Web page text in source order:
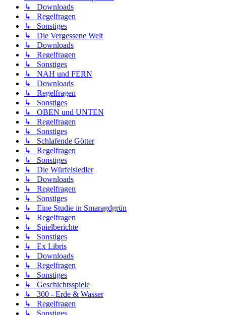
↳ Downloads
↳ Regelfragen
↳ Sonstiges
↳ Die Vergessene Welt
↳ Downloads
↳ Regelfragen
↳ Sonstiges
↳ NAH und FERN
↳ Downloads
↳ Regelfragen
↳ Sonstiges
↳ OBEN und UNTEN
↳ Regelfragen
↳ Sonstiges
↳ Schlafende Götter
↳ Regelfragen
↳ Sonstiges
↳ Die Würfelsiedler
↳ Downloads
↳ Regelfragen
↳ Sonstiges
↳ Eine Studie in Smaragdgrün
↳ Regelfragen
↳ Spielberichte
↳ Sonstiges
↳ Ex Libris
↳ Downloads
↳ Regelfragen
↳ Sonstiges
↳ Geschichtsspiele
↳ 300 - Erde & Wasser
↳ Regelfragen